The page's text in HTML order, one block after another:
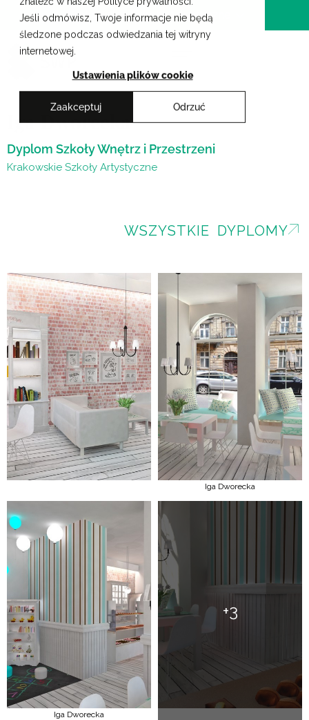
Jeśli odmówisz, Twoje informacje nie będą
śledzone podczas odwiedzania tej witryny
internetowej.
Ustawienia plików cookie
Zaakceptuj Odrzuć
Przejdź
treści
Krakowskie Szkoły Artystyczne
Iga Dworecka
Dyplom Szkoły Wnętrz i Przestrzeni
Krakowskie Szkoły Artystyczne
WSZYSTKIE DYPLOMY
Iga Dworecka
Iga Dworecka
+3